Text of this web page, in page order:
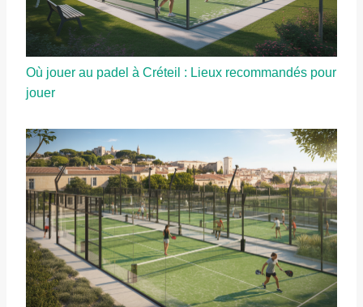
Où jouer au padel à Créteil : Lieux recommandés pour
jouer